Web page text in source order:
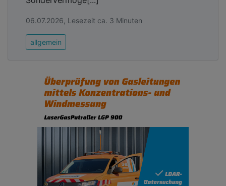
06.07.2026, Lesezeit ca. 3 Minuten
allgemein